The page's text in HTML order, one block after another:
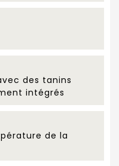
des tanins
intégrés
de la